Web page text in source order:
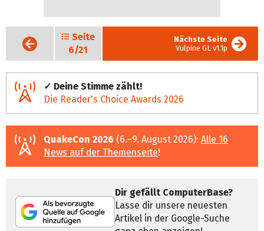
Vorige
Seite
Seite
6/21
Nächste Seite
Vulpine GL v1.1p
✓ Deine Stimme zählt!
Die Reader's Choice Awards 2026
QuakeCon 2026 (6.–9. August 2026): Alle 16
News auf der Themenseite!
Dir gefällt ComputerBase?
Lasse dir unsere neuesten
Artikel in der Google-Suche